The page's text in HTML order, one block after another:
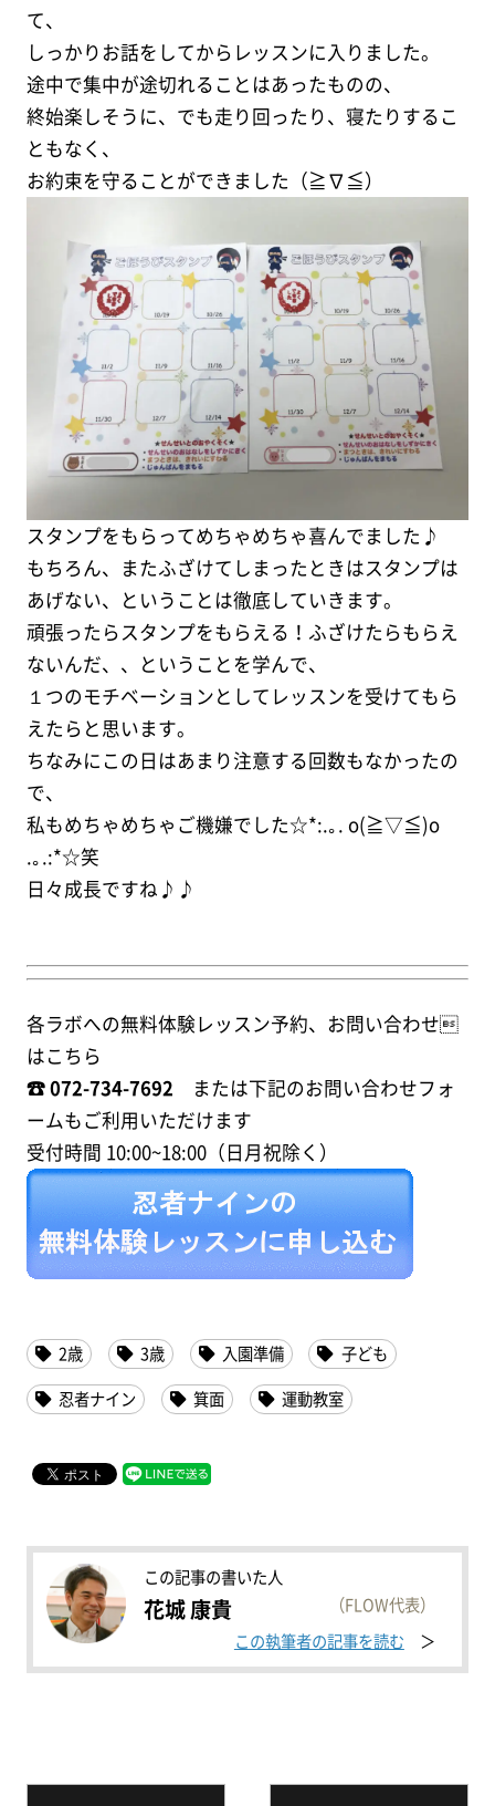
て、
しっかりお話をしてからレッスンに入りました。
途中で集中が途切れることはあったものの、
終始楽しそうに、でも走り回ったり、寝たりするこ
ともなく、
お約束を守ることができました（≧∇≦）
スタンプをもらってめちゃめちゃ喜んでました♪
もちろん、またふざけてしまったときはスタンプは
あげない、ということは徹底していきます。
頑張ったらスタンプをもらえる！ふざけたらもらえ
ないんだ、、ということを学んで、
１つのモチベーションとしてレッスンを受けてもら
えたらと思います。
ちなみにこの日はあまり注意する回数もなかったの
で、
私もめちゃめちゃご機嫌でした☆*:.｡. o(≧▽≦)o
.｡.:*☆笑
日々成長ですね♪♪
各ラボへの無料体験レッスン予約、お問い合わせ
はこちら
☎︎ 072-734-7692
または下記のお問い合わせフォ
ームもご利用いただけます
受付時間 10:00~18:00（日月祝除く）
2歳 3歳 入園準備
子ども
忍者ナイン
箕面 運動教室
この記事の書いた人
花城 康貴
（FLOW代表）
この執筆者の記事を読む